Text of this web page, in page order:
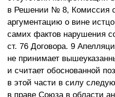
в Решении № 8, Комиссия
аргументацию о вине
самих фактов нарушения
ст. 76 Договора. 9
не принимает
и считает обоснованной
в этой части в силу
в праве Союза в области